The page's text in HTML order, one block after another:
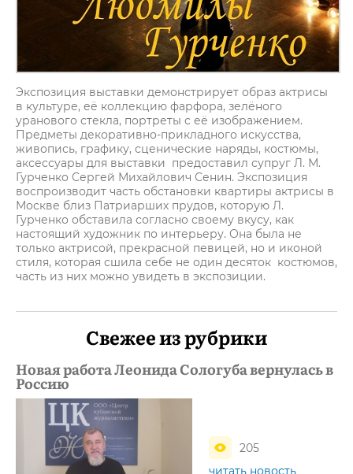
Экспозиция выставки демонстрирует образ актрисы
в культуре, её коллекцию фарфора, зелёного
уранового стекла, портреты с её изображением.
Предметы декоративно-прикладного искусства,
живопись, графику, сценические наряды, костюмы,
аксессуары для выставки предоставил супруг Л. М.
Гурченко Сергей Михайлович Сенин. Экспозиция
воспроизводит часть обстановки квартиры актрисы в
Москве близ Патриарших прудов, которую Л.
Гурченко обставила согласно своему вкусу, как
настоящий художник по интерьеру. Она была не
только актрисой, прекрасной певицей, но и иконой
стиля, которая сшила себе не один десяток костюмов,
часть из них можно увидеть в экспозиции.
Свежее из рубрики
Новая работа Леонида Сологуба вернулась в
Россию
205
читать новость